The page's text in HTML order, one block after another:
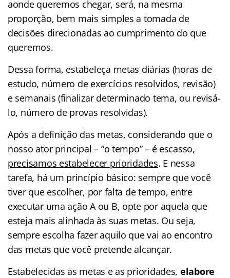
aonde queremos chegar, será, na mesma
proporção, bem mais simples a tomada de
decisões direcionadas ao cumprimento do que
queremos.
Dessa forma, estabeleça metas diárias (horas de
estudo, número de exercícios resolvidos, revisão)
e semanais (finalizar determinado tema, ou revisá-
lo, número de provas resolvidas).
Após a definição das metas, considerando que o
nosso ator principal – “o tempo” – é escasso,
precisamos estabelecer prioridades. E nessa
tarefa, há um princípio básico: sempre que você
tiver que escolher, por falta de tempo, entre
executar uma ação A ou B, opte por aquela que
esteja mais alinhada às suas metas. Ou seja,
sempre escolha fazer aquilo que vai ao encontro
das metas que você pretende alcançar.
Estabelecidas as metas e as prioridades, elabore